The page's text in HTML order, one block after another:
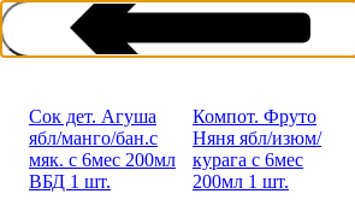
Сок дет. Агуша
ябл/манго/бан.с
мяк. с 6мес 200мл
ВБД 1 шт.
Компот. Фруто
Няня ябл/изюм/
курага с 6мес
200мл 1 шт.